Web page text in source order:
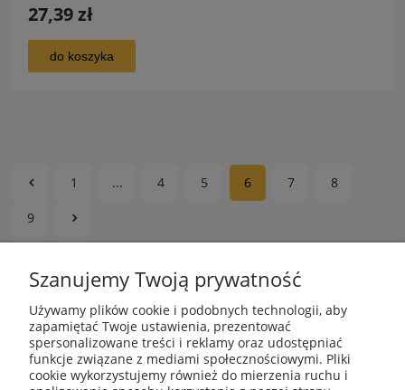
27,39 zł
do koszyka
1 ... 4 5 6 7 8
9
Szanujemy Twoją prywatność
Używamy plików cookie i podobnych technologii, aby
zapamiętać Twoje ustawienia, prezentować
spersonalizowane treści i reklamy oraz udostępniać
funkcje związane z mediami społecznościowymi. Pliki
cookie wykorzystujemy również do mierzenia ruchu i